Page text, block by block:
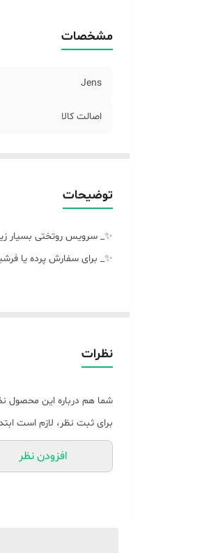
مشخصات
Jens
اصالت کالا
توضیحات
✨_ سرویس روتختی بسیار
✨_ برای‌ سفارش پرده یا
نظرات
شما هم درباره این محصول
برای ثبت نظر، لازم است
افزودن نظر